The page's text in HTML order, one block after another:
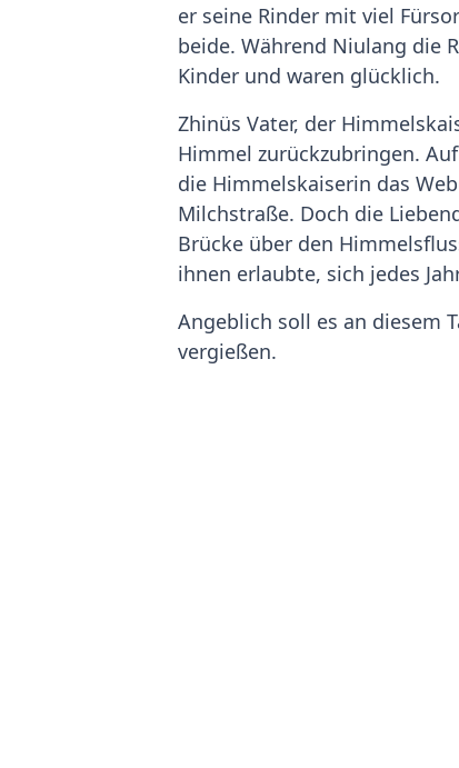
er seine Rinder mit viel
beide. Während Niulang die
Kinder und waren glücklich.
Zhinüs Vater, der
Himmel zurückzubringen.
die Himmelskaiserin das
Milchstraße. Doch die
Brücke über den
ihnen erlaubte, sich jedes
Angeblich soll es an diesem
vergießen.